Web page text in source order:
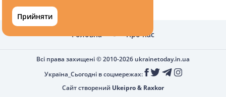
Головна Про нас
Всі права захищені © 2010-2026 ukrainetoday.in.ua
Україна_Сьогодні в соцмережах:
Сайт створений Ukeipro& Raxkor
Прийняти